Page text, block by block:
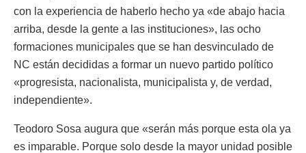
con la experiencia de haberlo hecho ya «de abajo hacia
arriba, desde la gente a las instituciones», las ocho
formaciones municipales que se han desvinculado de
NC están decididas a formar un nuevo partido político
«progresista, nacionalista, municipalista y, de verdad,
independiente».
Teodoro Sosa augura que «serán más porque esta ola ya
es imparable. Porque solo desde la mayor unidad posible